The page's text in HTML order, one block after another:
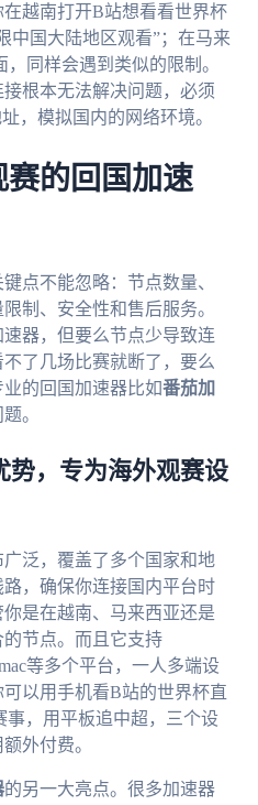
越南打开B站想看看世界杯
中国大陆地区观看”；在马来
同样会遇到类似的限制。
根本无法解决问题，必须
，模拟国内的网络环境。
的回国加速
点不能忽略：节点数量、
制、安全性和售后服务。
器，但要么节点少导致连
了几场比赛就断了，要么
的回国加速器比如番茄加
。
势，专为海外观赛设
泛，覆盖了多个国家和地
，确保你连接国内平台时
是在越南、马来西亚还是
节点。而且它支持
等多个平台，一人多端设
以用手机看B站的世界杯直
，用平板追中超，三个设
外付费。
的另一大亮点。很多加速器